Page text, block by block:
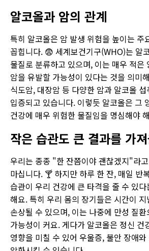
알코올과 암의 관계
특히 알코올은 암 발생 위험을 높이는 주
꼽힙니다. 😨 세계보건기구(WHO)는 알
물질로 분류하고 있으며, 이는 매우 적은
암을 유발할 가능성이 있다는 것을 의미
식도암, 대장암 등 다양한 암과 알코올
입증되고 있습니다. 이렇듯 알코올은 그
건강에 매우 위험한 물질임을 명심해야
작은 습관도 큰 결과를 가
우리는 종종 "한 잔쯤이야 괜찮겠지"라
마십니다. 🍸 하지만 하루 한 잔, 매일 반
습관이 우리 건강에 큰 타격을 줄 수 있
해요. 특히 우리 몸의 장기들은 시간이
손상될 수 있으며, 이는 나중에 만성 질환
가능성이 커요. 게다가 알코올은 정신 건
영향을 미칠 수 있어 우울증, 불안 장애